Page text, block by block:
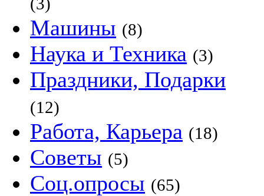
Машины (8)
Наука и Техника (3)
Праздники, Подарки
(12)
Работа, Карьера (18)
Советы (5)
Соц.опросы (65)